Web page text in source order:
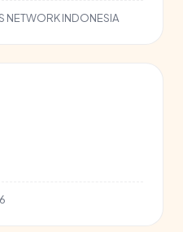
NETWORK INDONESIA